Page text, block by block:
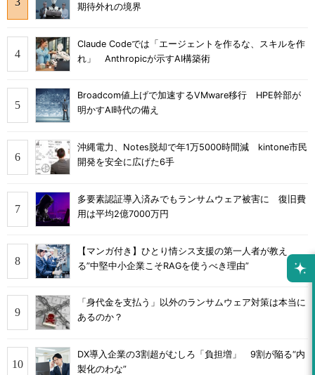
期待外れの境界
Claude Codeでは「エージェントを作るな、スキルを作
れ」 Anthropicが示すAI構築術
Broadcom値上げで加速するVMware移行 HPE幹部が
明かすAI時代の備え
沖縄電力、Notes脱却で年1万5000時間減 kintone市民
開発を安全に広げた6手
多要素認証導入済みでもランサムウェア被害に 復旧費
用は平均2億7000万円
【マンガ付き】ひとり情シス支援の第一人者が教え
る”中堅中小企業こそRAGを使うべき理由”
「身代金を支払う」以外のランサムウェア対策は本当に
あるのか？
DX導入企業の3割超がむしろ「負担増」 9割が陥る“内
製化のわな”